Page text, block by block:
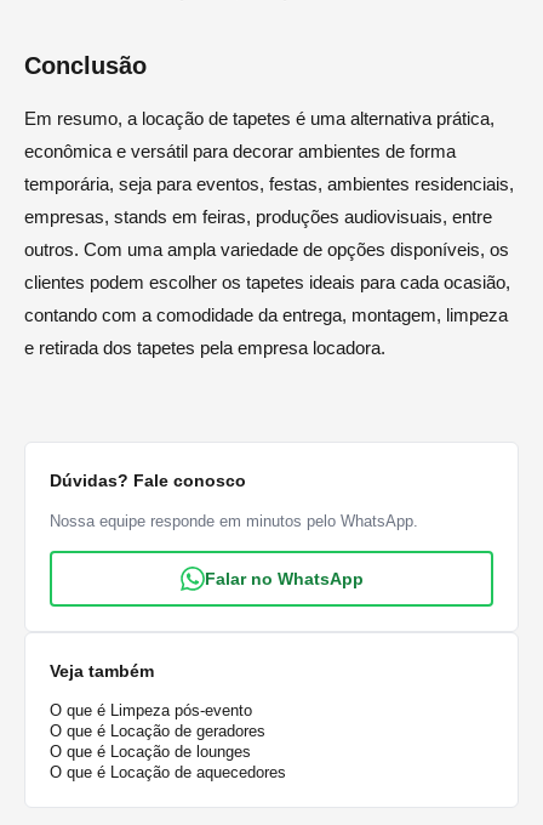
Conclusão
Em resumo, a locação de tapetes é uma alternativa prática,
econômica e versátil para decorar ambientes de forma
temporária, seja para eventos, festas, ambientes residenciais,
empresas, stands em feiras, produções audiovisuais, entre
outros. Com uma ampla variedade de opções disponíveis, os
clientes podem escolher os tapetes ideais para cada ocasião,
contando com a comodidade da entrega, montagem, limpeza
e retirada dos tapetes pela empresa locadora.
Dúvidas? Fale conosco
Nossa equipe responde em minutos pelo WhatsApp.
Falar no WhatsApp
Veja também
O que é Limpeza pós-evento
O que é Locação de geradores
O que é Locação de lounges
O que é Locação de aquecedores